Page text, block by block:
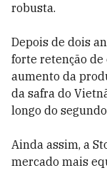
robusta.
Depois de dois
forte retenção de
aumento da
da safra do
longo do
Ainda assim, a
mercado mais